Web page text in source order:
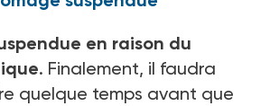
en raison du
. Finalement, il faudra
quelque temps avant que